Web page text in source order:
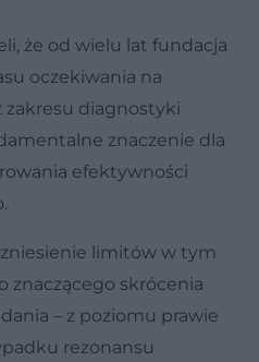
że od wielu lat fundacja
oczekiwania na
zakresu diagnostyki
znaczenie dla
efektywności
zniesienie limitów w tym
znaczącego skrócenia
– z poziomu prawie
rezonansu